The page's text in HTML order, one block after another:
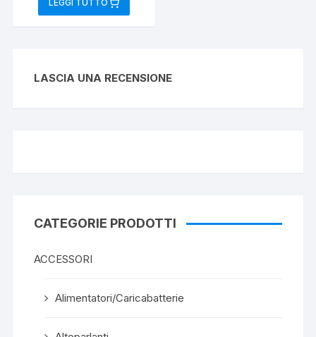
LEGGI TUTTO
LASCIA UNA RECENSIONE
CATEGORIE PRODOTTI
ACCESSORI
Alimentatori/Caricabatterie